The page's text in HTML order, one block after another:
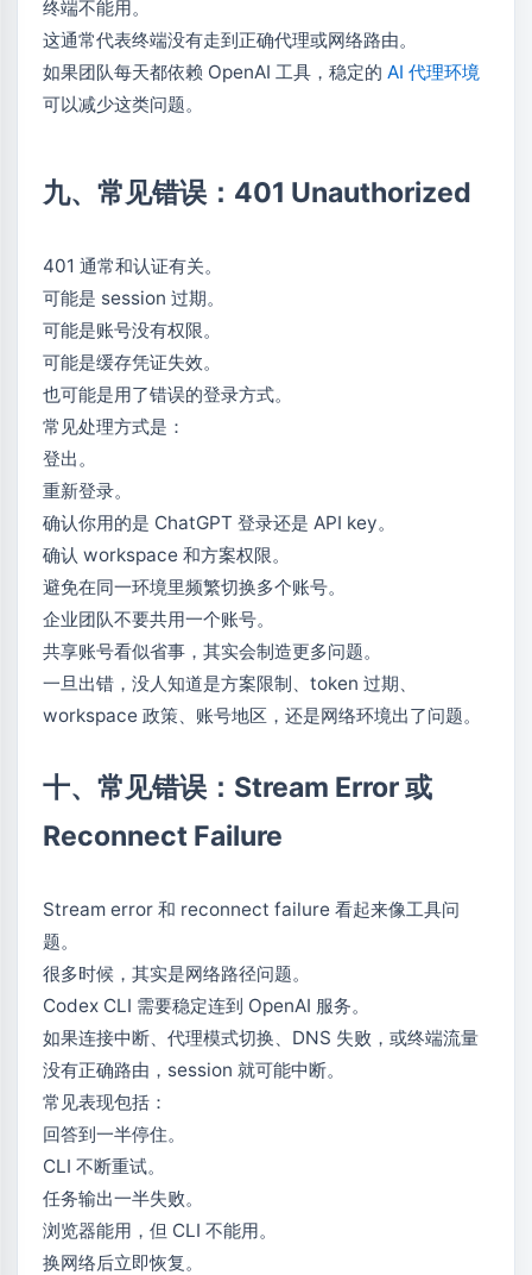
终端不能用。
这通常代表终端没有走到正确代理或网络路由。
如果团队每天都依赖 OpenAI 工具，稳定的 AI 代理环境
可以减少这类问题。
九、常见错误：401 Unauthorized
401 通常和认证有关。
可能是 session 过期。
可能是账号没有权限。
可能是缓存凭证失效。
也可能是用了错误的登录方式。
常见处理方式是：
登出。
重新登录。
确认你用的是 ChatGPT 登录还是 API key。
确认 workspace 和方案权限。
避免在同一环境里频繁切换多个账号。
企业团队不要共用一个账号。
共享账号看似省事，其实会制造更多问题。
一旦出错，没人知道是方案限制、token 过期、
workspace 政策、账号地区，还是网络环境出了问题。
十、常见错误：Stream Error 或
Reconnect Failure
Stream error 和 reconnect failure 看起来像工具问
题。
很多时候，其实是网络路径问题。
Codex CLI 需要稳定连到 OpenAI 服务。
如果连接中断、代理模式切换、DNS 失败，或终端流量
没有正确路由，session 就可能中断。
常见表现包括：
回答到一半停住。
CLI 不断重试。
任务输出一半失败。
浏览器能用，但 CLI 不能用。
换网络后立即恢复。